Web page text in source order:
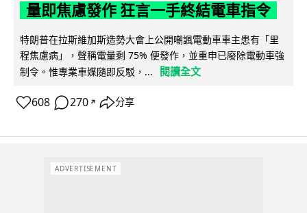
量即焦慮發作 狂言一手終結電車指令
特朗普在拉斯維加斯造勢大會上公開嘲諷電動車車主患有「里
程焦慮病」，聲稱電量剩 75% 便發作，並重申已廢除電動車強
制令。惟專業車媒隨即反駁，...
閱讀全文
608 270 ↗ 分享
ADVERTISEMENT